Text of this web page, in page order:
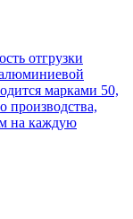
отгрузки
марками 50,
производства,
на каждую